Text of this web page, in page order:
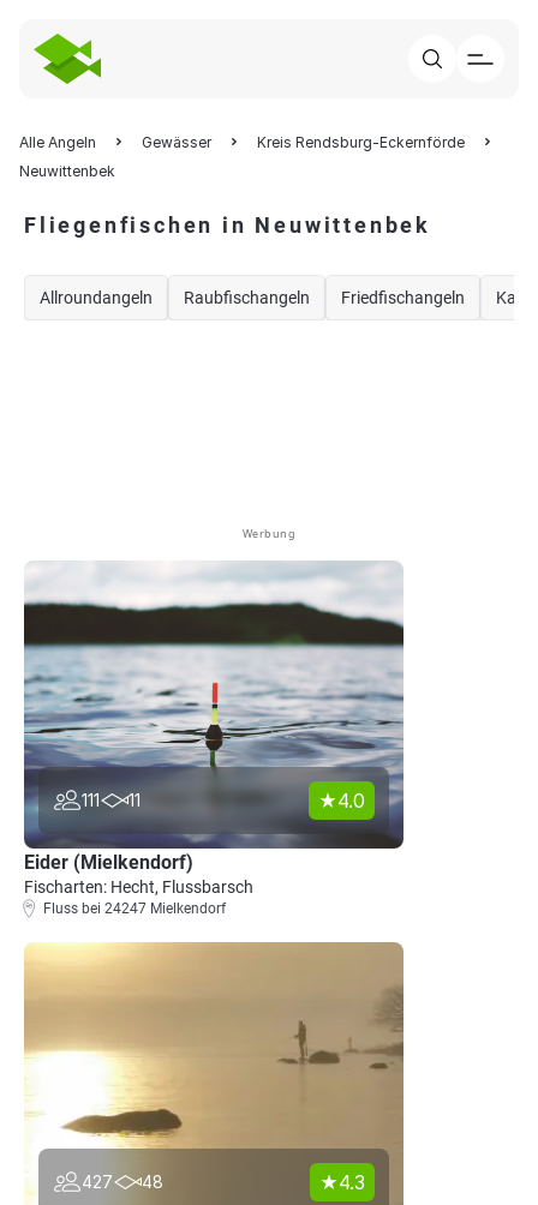
Alle Angeln Gewässer
Kreis Rendsburg-Eckernförde
Neuwittenbek
Fliegenfischen in Neuwittenbek
Allroundangeln Raubfischangeln Friedfischangeln
Werbung
111 11 4.0
Eider (Mielkendorf)
Fischarten: Hecht, Flussbarsch
Fluss bei 24247 Mielkendorf
427 48 4.3